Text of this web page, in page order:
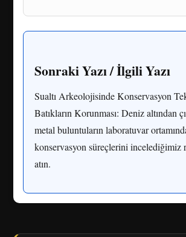
Sonraki Yazı / İlgili Yazı
Sualtı Arkeolojisinde Konservasyon
Batıkların Korunması: Deniz altından
metal buluntuların laboratuvar
konservasyon süreçlerini incelediğimiz
atın.